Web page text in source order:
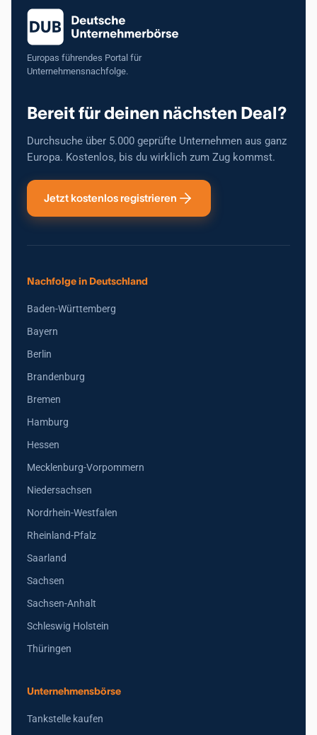
Europas führendes Portal für
Unternehmensnachfolge.
Bereit für deinen nächsten Deal?
Durchsuche über 5.000 geprüfte Unternehmen aus ganz
Europa. Kostenlos, bis du wirklich zum Zug kommst.
Jetzt kostenlos registrieren
Nachfolge in Deutschland
Baden-Württemberg
Bayern
Berlin
Brandenburg
Bremen
Hamburg
Hessen
Mecklenburg-Vorpommern
Niedersachsen
Nordrhein-Westfalen
Rheinland-Pfalz
Saarland
Sachsen
Sachsen-Anhalt
Schleswig Holstein
Thüringen
Unternehmensbörse
Tankstelle kaufen